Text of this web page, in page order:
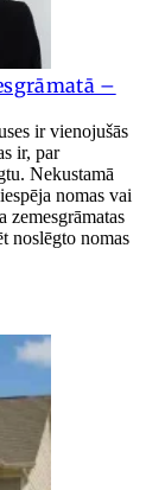
–
ir vienojušās
ir, par
Nekustamā
nomas vai
zemesgrāmatas
noslēgto nomas